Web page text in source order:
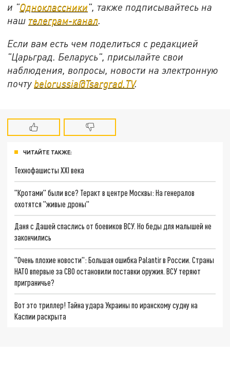
и "Одноклассники", также подписывайтесь на
наш телеграм-канал.
Если вам есть чем поделиться с редакцией
"Царьград. Беларусь", присылайте свои
наблюдения, вопросы, новости на электронную
почту belorussia@Tsargrad.TV.
ЧИТАЙТЕ ТАКЖЕ:
Технофашисты XXI века
"Кротами" были все? Теракт в центре Москвы: На генералов
охотятся "живые дроны"
Даня с Дашей спаслись от боевиков ВСУ. Но беды для малышей не
закончились
"Очень плохие новости": Большая ошибка Palantir в России. Страны
НАТО впервые за СВО остановили поставки оружия. ВСУ теряют
приграничье?
Вот это триллер! Тайна удара Украины по иранскому судну на
Каспии раскрыта